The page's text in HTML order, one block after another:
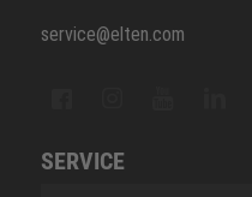
service@elten.com
SERVICE